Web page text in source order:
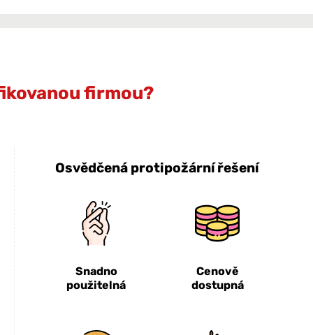
firmou?
Osvědčená protipožární řešení
Snadno
použitelná
Cenově
dostupná